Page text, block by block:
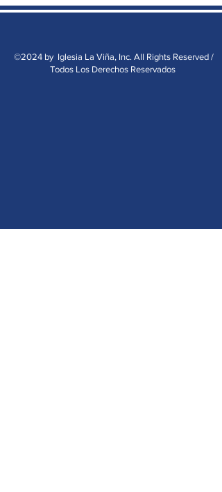
©2024 by Iglesia La Viña, Inc. All Rights Reserved /
Todos Los Derechos Reservados